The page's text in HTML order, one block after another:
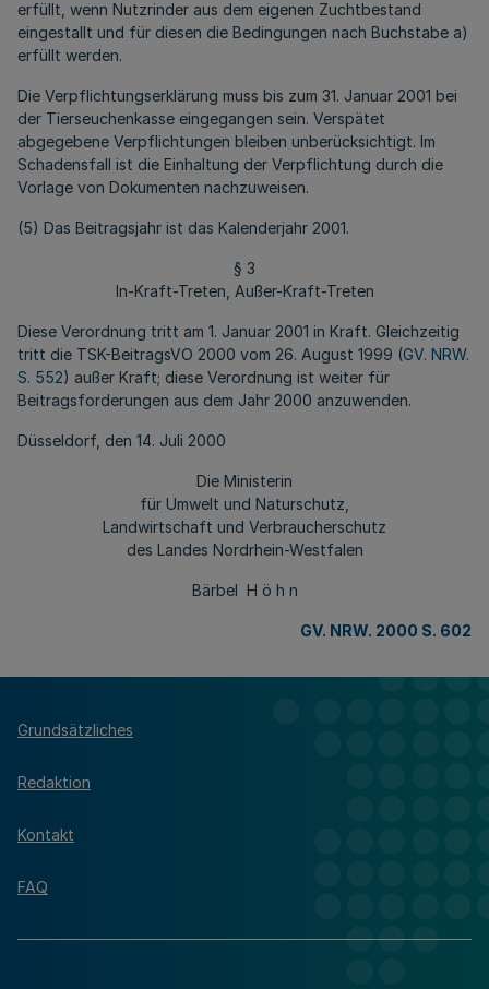
erfüllt, wenn Nutzrinder aus dem eigenen Zuchtbestand
eingestallt und für diesen die Bedingungen nach Buchstabe a)
erfüllt werden.
Die Verpflichtungserklärung muss bis zum 31. Januar 2001 bei
der Tierseuchenkasse eingegangen sein. Verspätet
abgegebene Verpflichtungen bleiben unberücksichtigt. Im
Schadensfall ist die Einhaltung der Verpflichtung durch die
Vorlage von Dokumenten nachzuweisen.
(5) Das Beitragsjahr ist das Kalenderjahr 2001.
§ 3
In-Kraft-Treten, Außer-Kraft-Treten
Diese Verordnung tritt am 1. Januar 2001 in Kraft. Gleichzeitig
tritt die TSK-BeitragsVO 2000 vom 26. August 1999 (GV. NRW.
S. 552) außer Kraft; diese Verordnung ist weiter für
Beitragsforderungen aus dem Jahr 2000 anzuwenden.
Düsseldorf, den 14. Juli 2000
Die Ministerin
für Umwelt und Naturschutz,
Landwirtschaft und Verbraucherschutz
des Landes Nordrhein-Westfalen
Bärbel H ö h n
GV. NRW. 2000 S. 602
Grundsätzliches
Redaktion
Kontakt
FAQ